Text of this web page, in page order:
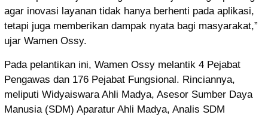
agar inovasi layanan tidak hanya berhenti pada aplikasi,
tetapi juga memberikan dampak nyata bagi masyarakat,”
ujar Wamen Ossy.
Pada pelantikan ini, Wamen Ossy melantik 4 Pejabat
Pengawas dan 176 Pejabat Fungsional. Rinciannya,
meliputi Widyaiswara Ahli Madya, Asesor Sumber Daya
Manusia (SDM) Aparatur Ahli Madya, Analis SDM